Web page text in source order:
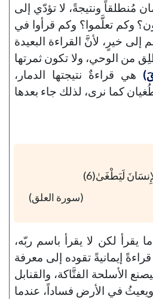
مُنطلقاً ونتيجةً، لا تؤدّي إلى
وكم تعلَّموا؟ وكم قرأوا في
خيرٍ، لأنَّ القراءة البعيدة
من الوحي، ولا تكون ثمرتها
هي قراءةٌ نتيجتها الدمار،
كما نرى، لذلك جاء بعدها
لَيَطْغَىٰ(6)
(سورة العلق)
يقرأ لكن لا يقرأ باسم ربّه،
إيمانيةً تقوده إلى معرفة
الأسلحة الفتَّاكة، والقنابل
ويعيثُ في الأرض فساداً، عندما